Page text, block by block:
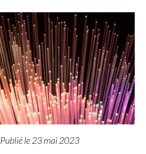
Publié le 23 mai 2023